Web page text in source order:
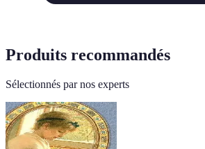
Produits recommandés
Sélectionnés par nos experts